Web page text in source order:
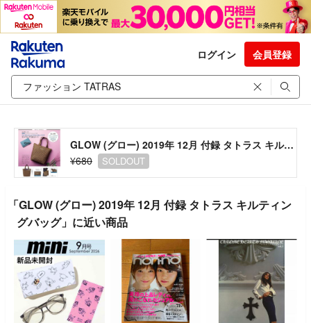
ログイン 会員登録
GLOW (グロー) 2019年 12月 付録 タトラス キルティングバッグ
¥680
SOLDOUT
「GLOW (グロー) 2019年 12月 付録 タトラス キルティン
グバッグ」に近い商品